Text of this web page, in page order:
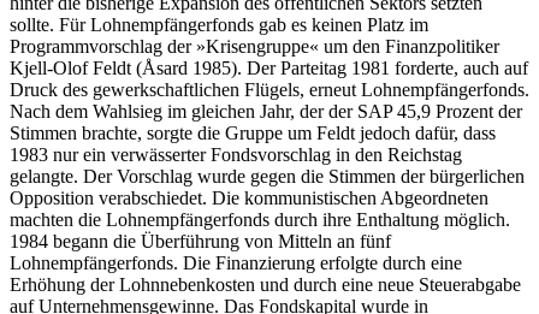
sollte. Für Lohnempfängerfonds gab es keinen Platz im
Programmvorschlag der »Krisengruppe« um den Finanzpolitiker
Kjell-Olof Feldt (Åsard 1985). Der Parteitag 1981 forderte, auch auf
Druck des gewerkschaftlichen Flügels, erneut Lohnempfängerfonds.
Nach dem Wahlsieg im gleichen Jahr, der der SAP 45,9 Prozent der
Stimmen brachte, sorgte die Gruppe um Feldt jedoch dafür, dass
1983 nur ein verwässerter Fondsvorschlag in den Reichstag
gelangte. Der Vorschlag wurde gegen die Stimmen der bürgerlichen
Opposition verabschiedet. Die kommunistischen Abgeordneten
machten die Lohnempfängerfonds durch ihre Enthaltung möglich.
1984 begann die Überführung von Mitteln an fünf
Lohnempfängerfonds. Die Finanzierung erfolgte durch eine
Erhöhung der Lohnnebenkosten und durch eine neue Steuerabgabe
auf Unternehmensgewinne. Das Fondskapital wurde in